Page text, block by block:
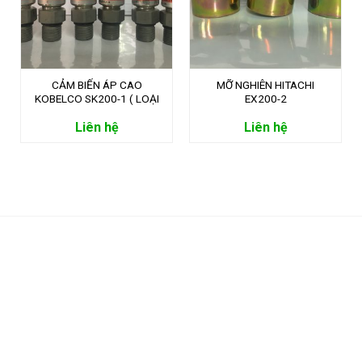
CẢM BIẾN ÁP CAO
KOBELCO SK200-1 ( LOẠI
Liên hệ
MỠ NGHIÊN HITACHI
EX200-2
Liên hệ